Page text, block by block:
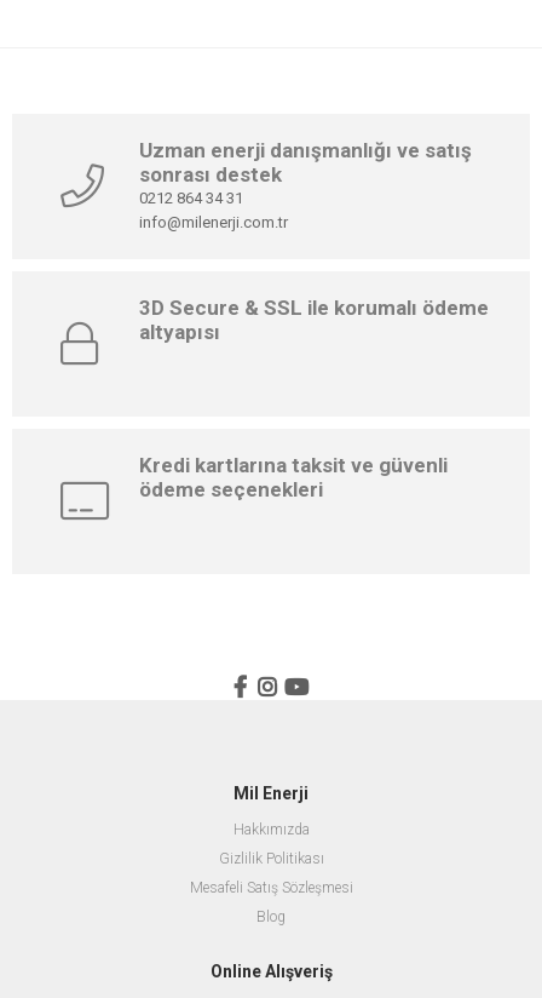
Uzman enerji danışmanlığı ve satış
sonrası destek
0212 864 34 31
info@milenerji.com.tr
3D Secure & SSL ile korumalı ödeme
altyapısı
Kredi kartlarına taksit ve güvenli
ödeme seçenekleri
Mil Enerji
Hakkımızda
Gizlilik Politikası
Mesafeli Satış Sözleşmesi
Blog
Online Alışveriş